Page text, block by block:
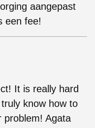
aangepast
een fee!
It is really hard
know how to
problem! Agata